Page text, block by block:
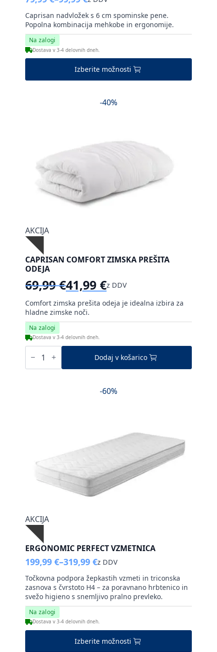
Na zalogi
Dostava v 3-4 delovnih dneh.
Caprisan nadvložek s 6 cm spominske pene.
Popolna kombinacija mehkobe in ergonomije.
Cenovni
razpon:
od
79,99 €
do
99,99 €
Izberite možnosti
Ta
strani
izdelka
-40%
Na zalogi
Dostava v 3-4 delovnih dneh.
Comfort zimska prešita odeja je idealna izbira za
hladne zimske noči.
AKCIJA
CAPRISAN COMFORT ZIMSKA PREŠITA
ODEJA
69,99€
Izvirna
cena
je
bila:
69,99 €.
41,99 €
Trenutna
cena
je:
41,99 €.
z DDV
Caprisan
Comfort
prešita
Dodaj v košarico
-60%
Na zalogi
Dostava v 3-4 delovnih dneh.
Točkovna podpora žepkastih vzmeti in triconska
zasnova s čvrstoto H4 – za poravnano hrbtenico in
svežo higieno s snemljivo pralno prevleko.
AKCIJA
ERGONOMIC PERFECT VZMETNICA
199,99 €–319,99 €
Cenovni
razpon:
od
199,99 €
do
319,99 €
z DDV
Izberite možnosti
Ta